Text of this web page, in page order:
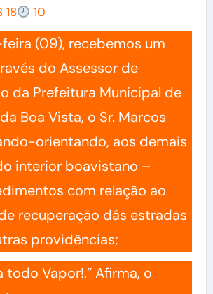
18 10
(09), recebemos um
do Assessor de
da Prefeitura Municipal de
Boa Vista, o Sr. Marcos
orientando, aos demais
interior boavistano –
com relação ao
recuperação dás estradas
providências;
todo Vapor!.” Afirma, o